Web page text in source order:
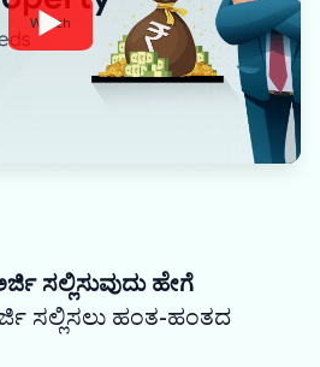
Watch
ಸಲ್ಲಿಸುವುದು ಹೇಗೆ
ಸಲ್ಲಿಸಲು ಹಂತ-ಹಂತದ